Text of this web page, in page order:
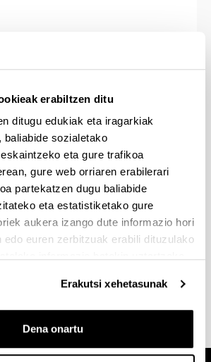
erabiltzen ditu
ditugu edukiak eta iragarkiak
baliabide sozialetako
eta gure trafikoa
gure web orriaren erabilerari
partekatzen dugu baliabide
eta estatistiketako gure
aukera izango dute informazio hori
edo euren zerbitzuak erabili dituzulako
Erakutsi xehetasunak
Dena onartu
Unitatea Bizkaiko
Zerbitzu Orokorrak
Eraikina. Sarriena auzoa, z/g -
Bizkaia (SPAIN)
eskuragarri daukate
informazio-kapa, UPV/EHU-ko